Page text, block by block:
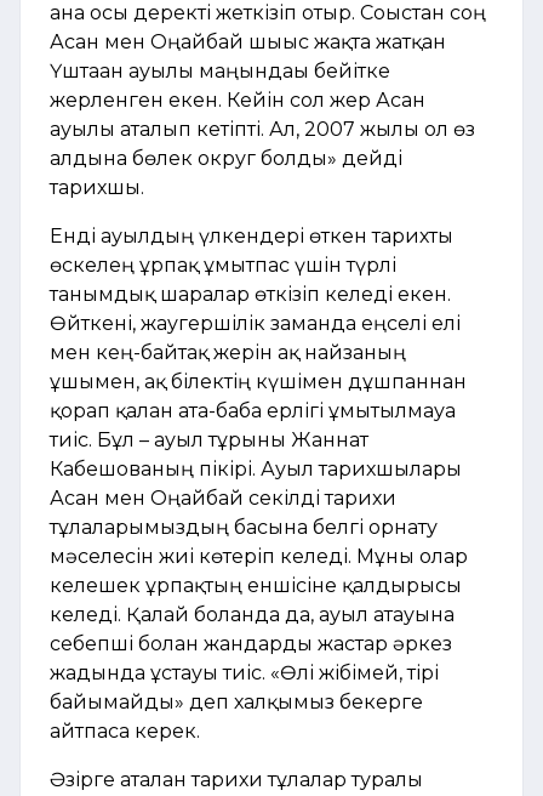
ғана осы деректі жеткізіп отыр. Соғыстан соң
Асан мен Оңайбай шығыс жақта жатқан
Үштаған ауылы маңындағы бейітке
жерленген екен. Кейін сол жер Асан
ауылы аталып кетіпті. Ал, 2007 жылы ол өз
алдына бөлек округ болды» дейді
тарихшы.
Енді ауылдың үлкендері өткен тарихты
өскелең ұрпақ ұмытпас үшін түрлі
танымдық шаралар өткізіп келеді екен.
Өйткені, жаугершілік заманда еңселі елі
мен кең-байтақ жерін ақ найзаның
ұшымен, ақ білектің күшімен дұшпаннан
қорғап қалған ата-баба ерлігі ұмытылмауға
тиіс. Бұл – ауыл тұрғыны Жаннат
Кабешованың пікірі. Ауыл тарихшылары
Асан мен Оңайбай секілді тарихи
тұлғаларымыздың басына белгі орнату
мәселесін жиі көтеріп келеді. Мұны олар
келешек ұрпақтың еншісіне қалдырғысы
келеді. Қалай болғанда да, ауыл атауына
себепші болған жандарды жастар әркез
жадында ұстауы тиіс. «Өлі жібімей, тірі
байымайды» деп халқымыз бекерге
айтпаса керек.
Әзірге аталған тарихи тұлғалар туралы